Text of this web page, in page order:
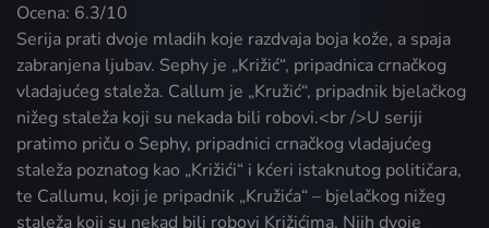
Ocena: 6.3/10
Serija prati dvoje mladih koje razdvaja boja kože, a spaja
zabranjena ljubav. Sephy je „Križić“, pripadnica crnačkog
vladajućeg staleža. Callum je „Kružić“, pripadnik bjelačkog
nižeg staleža koji su nekada bili robovi.<br />U seriji
pratimo priču o Sephy, pripadnici crnačkog vladajućeg
staleža poznatog kao „Križići“ i kćeri istaknutog političara,
te Callumu, koji je pripadnik „Kružića“ – bjelačkog nižeg
staleža koji su nekad bili robovi Križićima. Njih dvoje